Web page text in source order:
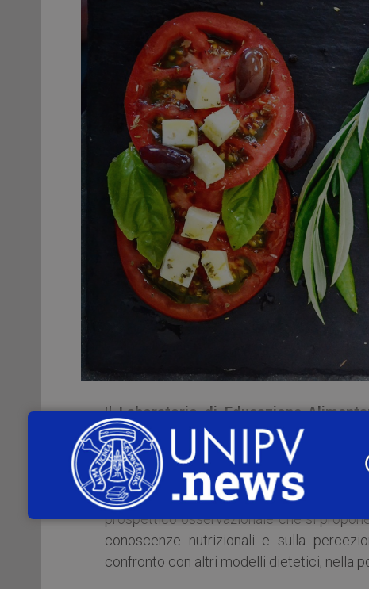
IlLaboratorio di Educazione
Pubblica, Medicina Sperimentale
dell’Università di Pavia
, in
e l’ambiente (DeFENS)
Alimenti e del Farmaco dell’
prospettico osservazionale che si
conoscenze nutrizionali e sulla
confronto con altri modelli dietetici, nella